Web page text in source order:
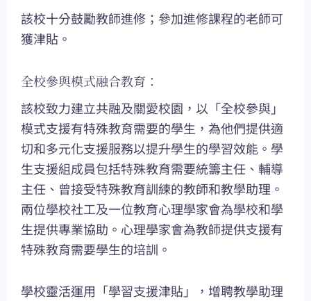
該校十分鼓勵教師進修；參加進修課程的老師可
獲津貼。
全校參與模式融合教育：
該校致力建立共融及關愛校園，以「全校參與」
模式支援有特殊教育需要的學生，為他們提供適
切和多元化支援服務以提升學生的學習效能。學
生支援組成員包括特殊教育需要統籌主任、輔導
主任、曾接受特殊教育訓練的教師和教學助理。
兩位學校社工及一位教育心理學家會為學校和學
生提供專業協助。心理學家會為教師提供支援有
特殊教育需要學生的培訓。
學校靈活運用「學習支援津貼」，增聘教學助理